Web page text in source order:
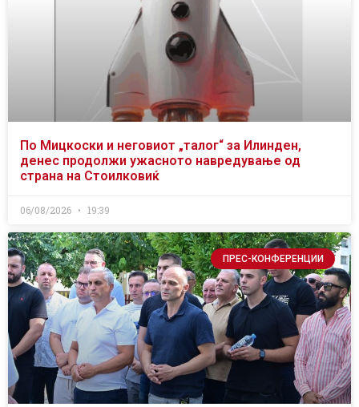
По Мицкоски и неговиот „талог“ за Илинден,
денес продолжи ужасното навредување од
страна на Стоилковиќ
06/08/2026 19:39
ПРЕС-КОНФЕРЕНЦИИ